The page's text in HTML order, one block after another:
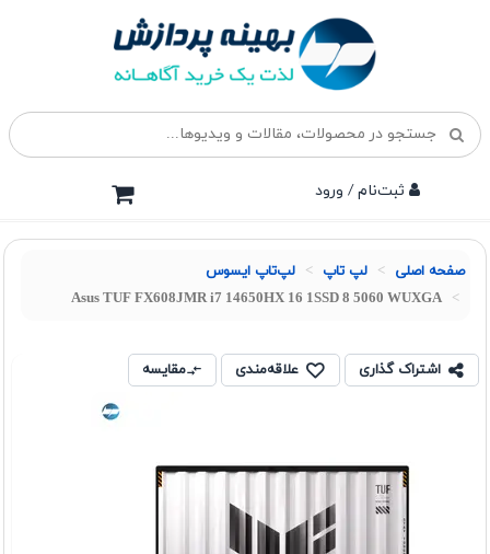
ثبت‌نام / ورود
صفحه اصلی لپ تاپ لپ‌تاپ ایسوس
Asus TUF FX608JMR i7 14650HX 16 1SSD 8 5060 WUXGA
اشتراک گذاری علاقه‌مندی مقایسه